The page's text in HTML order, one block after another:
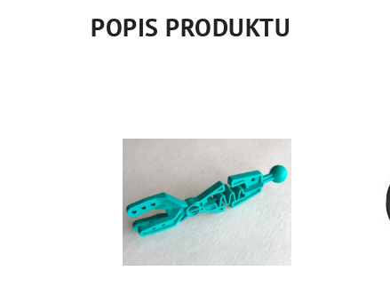
POPIS PRODUKTU